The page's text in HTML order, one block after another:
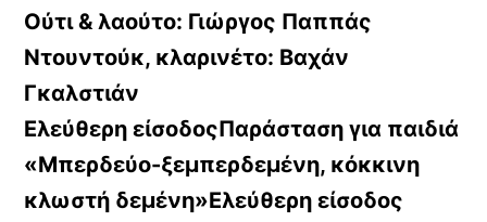
Ούτι & λαούτο: Γιώργος Παππάς
Ντουντούκ, κλαρινέτο: Βαχάν
Γκαλστιάν
Ελεύθερη είσοδοςΠαράσταση για παιδιά
«Μπερδεύο-ξεμπερδεμένη, κόκκινη
κλωστή δεμένη»Ελεύθερη είσοδος